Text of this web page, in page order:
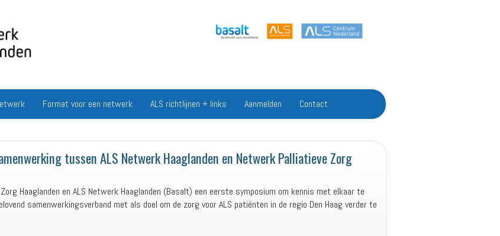
Format voor een netwerk ALS richtlijnen + links Aanmelden Contact
tussen ALS Netwerk Haaglanden en Netwerk Palliatieve Zorg
Haaglanden en ALS Netwerk Haaglanden (Basalt) een eerste symposium om kennis met elkaar te
samenwerkingsverband met als doel om de zorg voor ALS patiënten in de regio Den Haag verder te